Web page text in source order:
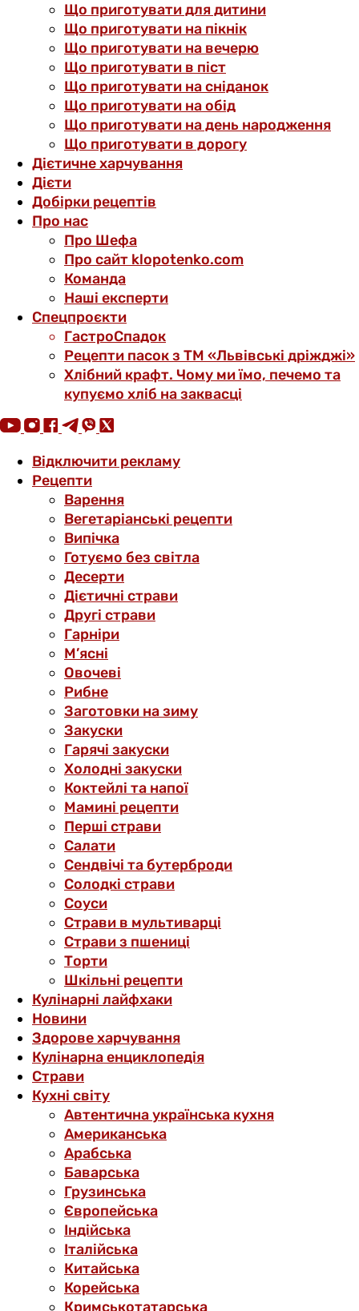
Що приготувати для дитини
Що приготувати на пікнік
Що приготувати на вечерю
Що приготувати в піст
Що приготувати на сніданок
Що приготувати на обід
Що приготувати на день народження
Що приготувати в дорогу
Дієтичне харчування
Дієти
Добірки рецептів
Про нас
Про Шефа
Про сайт klopotenko.com
Команда
Наші експерти
Спецпроєкти
ГастроСпадок
Рецепти пасок з ТМ «Львівські дріжджі»
Хлібний крафт. Чому ми їмо, печемо та
купуємо хліб на заквасці
Відключити рекламу
Рецепти
Варення
Вегетаріанські рецепти
Випічка
Готуємо без світла
Десерти
Дієтичні страви
Другі страви
Гарніри
М’ясні
Овочеві
Рибне
Заготовки на зиму
Закуски
Гарячі закуски
Холодні закуски
Коктейлі та напої
Мамині рецепти
Перші страви
Салати
Сендвічі та бутерброди
Солодкі страви
Соуси
Страви в мультиварці
Страви з пшениці
Торти
Шкільні рецепти
Кулінарні лайфхаки
Новини
Здорове харчування
Кулінарна енциклопедія
Страви
Кухні світу
Автентична українська кухня
Американська
Арабська
Баварська
Грузинська
Європейська
Індійська
Італійська
Китайська
Корейська
Кримськотатарська